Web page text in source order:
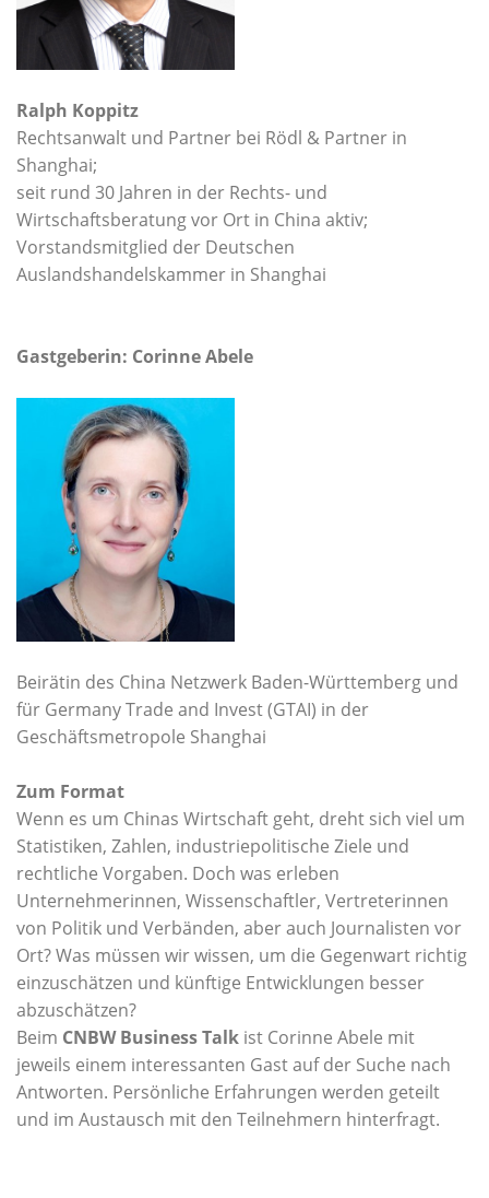
Ralph Koppitz
Rechtsanwalt und Partner bei Rödl & Partner in
Shanghai;
seit rund 30 Jahren in der Rechts- und
Wirtschaftsberatung vor Ort in China aktiv;
Vorstandsmitglied der Deutschen
Auslandshandelskammer in Shanghai
Gastgeberin: Corinne Abele
Beirätin des China Netzwerk Baden-Württemberg und
für Germany Trade and Invest (GTAI) in der
Geschäftsmetropole Shanghai
Zum Format
Wenn es um Chinas Wirtschaft geht, dreht sich viel um
Statistiken, Zahlen, industriepolitische Ziele und
rechtliche Vorgaben. Doch was erleben
Unternehmerinnen, Wissenschaftler, Vertreterinnen
von Politik und Verbänden, aber auch Journalisten vor
Ort? Was müssen wir wissen, um die Gegenwart richtig
einzuschätzen und künftige Entwicklungen besser
abzuschätzen?
Beim CNBW Business Talk ist Corinne Abele mit
jeweils einem interessanten Gast auf der Suche nach
Antworten. Persönliche Erfahrungen werden geteilt
und im Austausch mit den Teilnehmern hinterfragt.